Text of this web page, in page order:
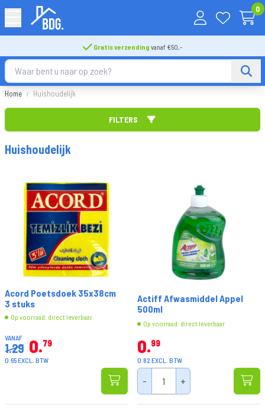
0
Gratis verzending vanaf €50,-
Home Huishoudelijk
Sorteer op
FILTER TOEPASSEN
FILTERS
Huishoudelijk
Acord Poetsdoek 35x38cm
3 stuks
Op voorraad: direct leverbaar
VANAF
1.29 0 79
0.65 EXCL. BTW
Actiff Afwasmiddel Appel
500ml
Op voorraad: direct leverbaar
0 99
0.82 EXCL. BTW
- +